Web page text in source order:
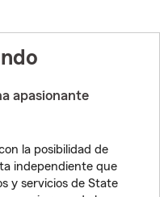
apasionante
la posibilidad de
independiente que
y servicios de State